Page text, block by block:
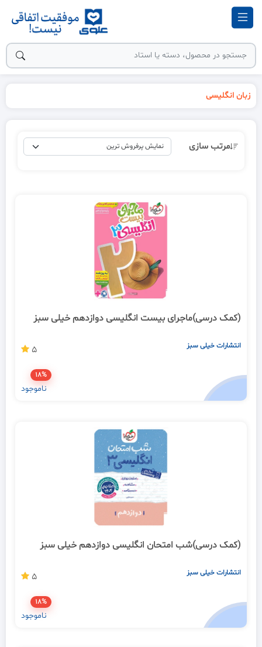
زبان انگلیسی
مرتب سازی
(کمک درسی)ماجرای بیست انگلیسی دوازدهم خیلی سبز
انتشارات خیلی سبز 5
18%
ناموجود
(کمک درسی)شب امتحان انگلیسی دوازدهم خیلی سبز
انتشارات خیلی سبز 5
18%
ناموجود